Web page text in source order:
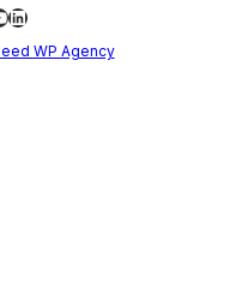
LinkedIn
WP Agency